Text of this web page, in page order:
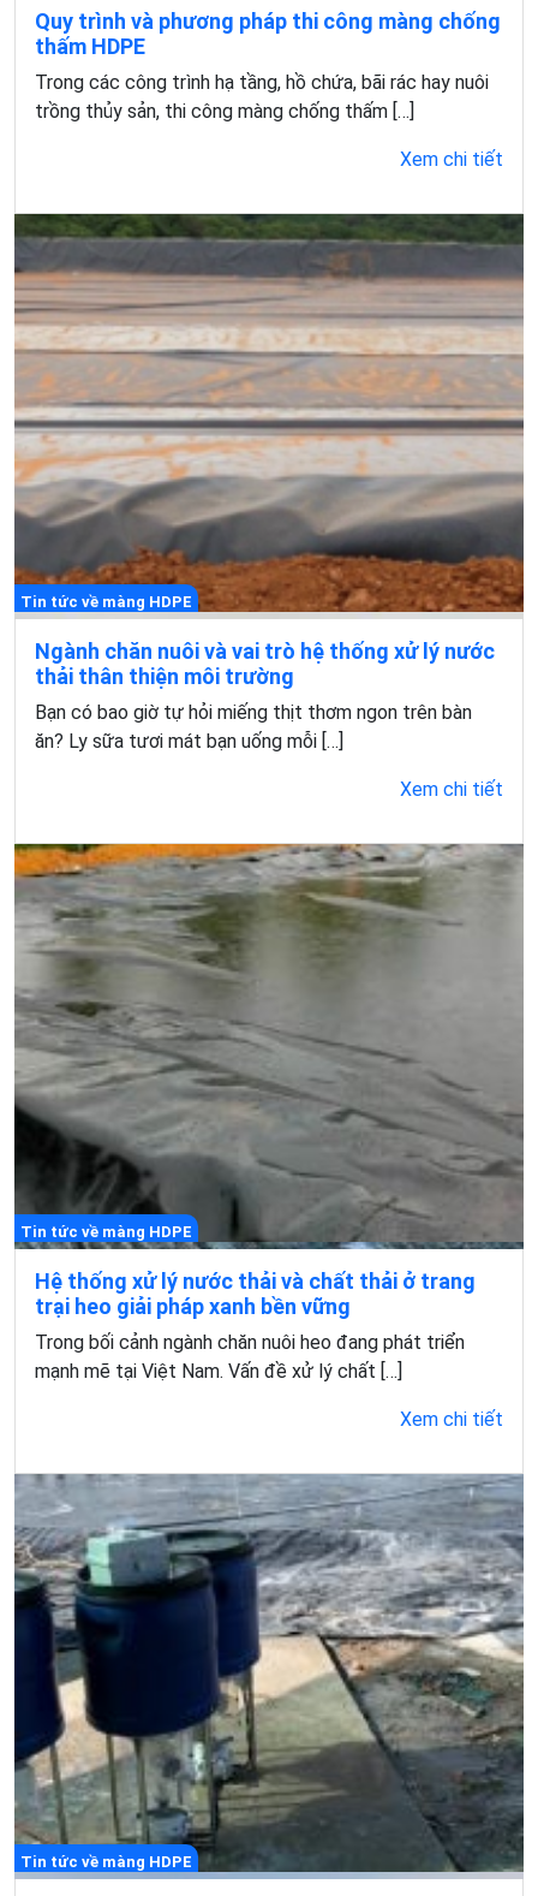
Quy trình và phương pháp thi công màng chống
thấm HDPE
Trong các công trình hạ tầng, hồ chứa, bãi rác hay nuôi
trồng thủy sản, thi công màng chống thấm […]
Xem chi tiết
Tin tức về màng HDPE
Ngành chăn nuôi và vai trò hệ thống xử lý nước
thải thân thiện môi trường
Bạn có bao giờ tự hỏi miếng thịt thơm ngon trên bàn
ăn? Ly sữa tươi mát bạn uống mỗi […]
Xem chi tiết
Tin tức về màng HDPE
Hệ thống xử lý nước thải và chất thải ở trang
trại heo giải pháp xanh bền vững
Trong bối cảnh ngành chăn nuôi heo đang phát triển
mạnh mẽ tại Việt Nam. Vấn đề xử lý chất […]
Xem chi tiết
Tin tức về màng HDPE